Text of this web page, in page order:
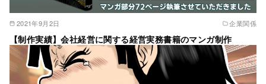
2021年9月2日 企業関係
【制作実績】会社経営に関する経営実務書籍のマンガ制作